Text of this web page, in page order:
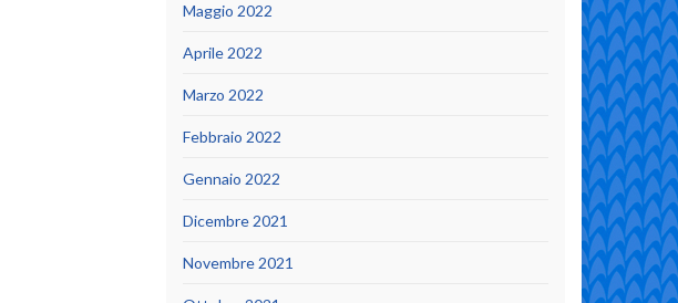
Maggio 2022
Aprile 2022
Marzo 2022
Febbraio 2022
Gennaio 2022
Dicembre 2021
Novembre 2021